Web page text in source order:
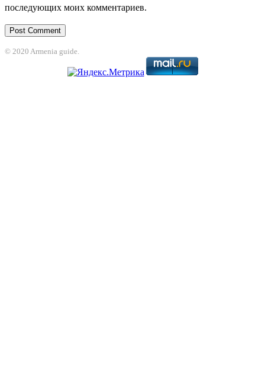
последующих моих комментариев.
© 2020 Armenia guide.